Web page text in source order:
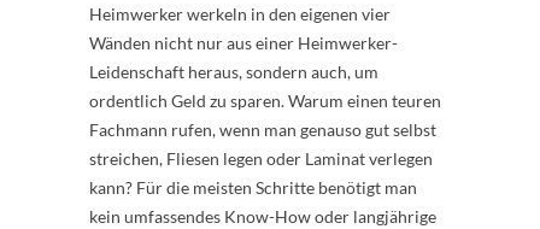
Heimwerker werkeln in den eigenen vier
Wänden nicht nur aus einer Heimwerker-
Leidenschaft heraus, sondern auch, um
ordentlich Geld zu sparen. Warum einen teuren
Fachmann rufen, wenn man genauso gut selbst
streichen, Fliesen legen oder Laminat verlegen
kann? Für die meisten Schritte benötigt man
kein umfassendes Know-How oder langjährige